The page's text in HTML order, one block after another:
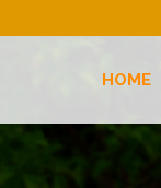
HOME